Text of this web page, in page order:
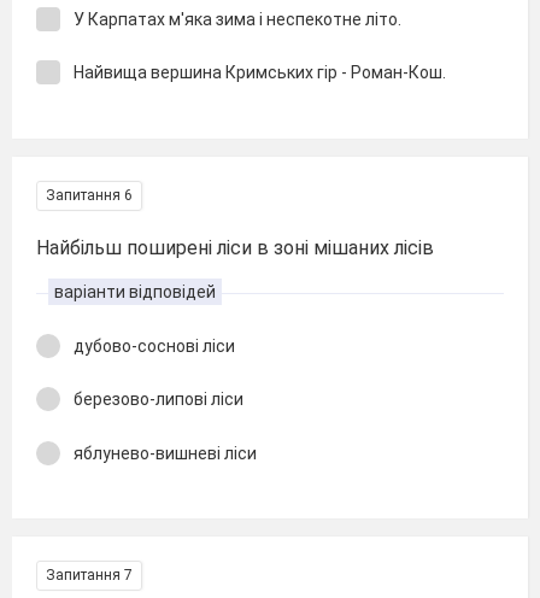
У Карпатах м'яка зима і неспекотне літо.
Найвища вершина Кримських гір - Роман-Кош.
Запитання 6
Найбільш поширені ліси в зоні мішаних лісів
варіанти відповідей
дубово-соснові ліси
березово-липові ліси
яблунево-вишневі ліси
Запитання 7